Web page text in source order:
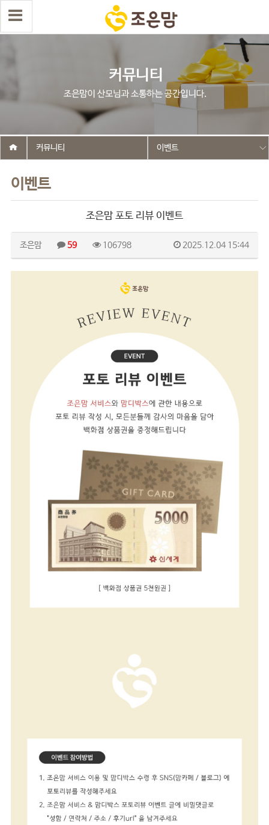
이벤트
커뮤니티 이벤트
조은맘 포토 리뷰 이벤트
조은맘 59 106798 2025.12.04 15:44